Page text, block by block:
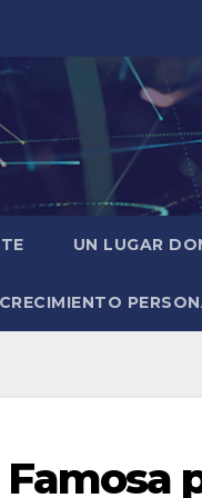
UN LUGAR
CRECIMIENTO